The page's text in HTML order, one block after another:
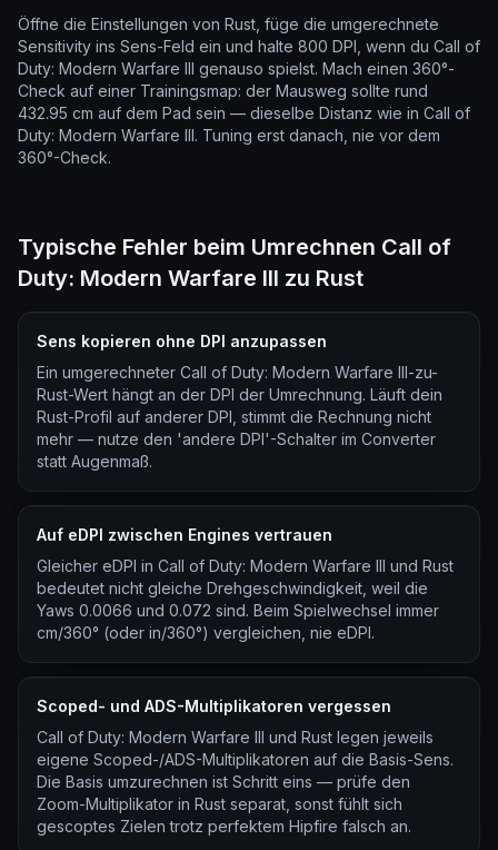
Öffne die Einstellungen von Rust, füge die umgerechnete
Sensitivity ins Sens-Feld ein und halte 800 DPI, wenn du Call of
Duty: Modern Warfare III genauso spielst. Mach einen 360°-
Check auf einer Trainingsmap: der Mausweg sollte rund
432.95 cm auf dem Pad sein — dieselbe Distanz wie in Call of
Duty: Modern Warfare III. Tuning erst danach, nie vor dem
360°-Check.
Typische Fehler beim Umrechnen Call of
Duty: Modern Warfare III zu Rust
Sens kopieren ohne DPI anzupassen
Ein umgerechneter Call of Duty: Modern Warfare III-zu-
Rust-Wert hängt an der DPI der Umrechnung. Läuft dein
Rust-Profil auf anderer DPI, stimmt die Rechnung nicht
mehr — nutze den 'andere DPI'-Schalter im Converter
statt Augenmaß.
Auf eDPI zwischen Engines vertrauen
Gleicher eDPI in Call of Duty: Modern Warfare III und Rust
bedeutet nicht gleiche Drehgeschwindigkeit, weil die
Yaws 0.0066 und 0.072 sind. Beim Spielwechsel immer
cm/360° (oder in/360°) vergleichen, nie eDPI.
Scoped- und ADS-Multiplikatoren vergessen
Call of Duty: Modern Warfare III und Rust legen jeweils
eigene Scoped-/ADS-Multiplikatoren auf die Basis-Sens.
Die Basis umzurechnen ist Schritt eins — prüfe den
Zoom-Multiplikator in Rust separat, sonst fühlt sich
gescoptes Zielen trotz perfektem Hipfire falsch an.